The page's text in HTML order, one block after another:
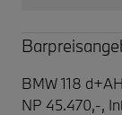
BMW 118
NP 45.470,-,